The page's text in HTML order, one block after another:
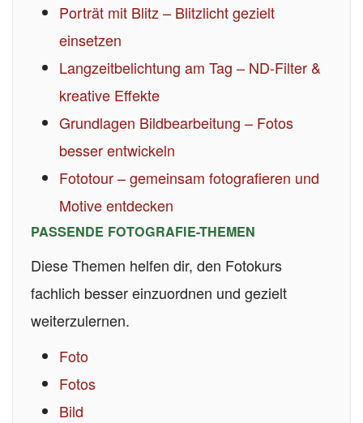
Porträt mit Blitz – Blitzlicht gezielt
einsetzen
Langzeitbelichtung am Tag – ND-Filter &
kreative Effekte
Grundlagen Bildbearbeitung – Fotos
besser entwickeln
Fototour – gemeinsam fotografieren und
Motive entdecken
PASSENDE FOTOGRAFIE-THEMEN
Diese Themen helfen dir, den Fotokurs
fachlich besser einzuordnen und gezielt
weiterzulernen.
Foto
Fotos
Bild